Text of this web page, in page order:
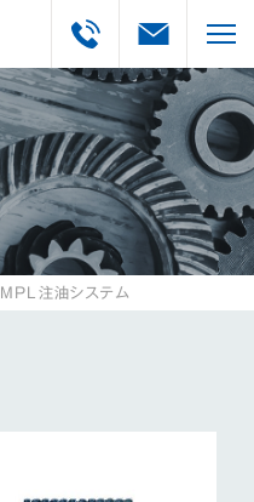
MPL注油システム